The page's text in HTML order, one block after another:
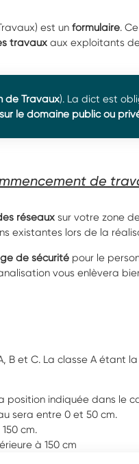
est un formulaire.
travaux aux exploitants
de Travaux). La dict est
le domaine public ou
de
réseaux sur votre zone
existantes lors de la
de sécurité pour le
vous enlèvera
B et C. La classe A étant
indiquée dans le
sera entre 0 et 50 cm.
cm.
à 150 cm